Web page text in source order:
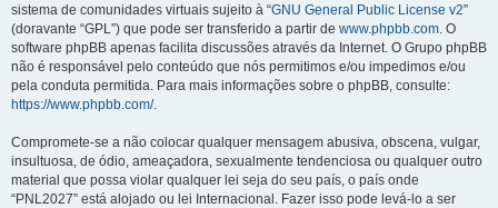
sistema de comunidades virtuais sujeito à “GNU General Public License v2”
(doravante “GPL”) que pode ser transferido a partir de www.phpbb.com. O
software phpBB apenas facilita discussões através da Internet. O Grupo phpBB
não é responsável pelo conteúdo que nós permitimos e/ou impedimos e/ou
pela conduta permitida. Para mais informações sobre o phpBB, consulte:
https://www.phpbb.com/.
Compromete-se a não colocar qualquer mensagem abusiva, obscena, vulgar,
insultuosa, de ódio, ameaçadora, sexualmente tendenciosa ou qualquer outro
material que possa violar qualquer lei seja do seu país, o país onde
“PNL2027” está alojado ou lei Internacional. Fazer isso pode levá-lo a ser